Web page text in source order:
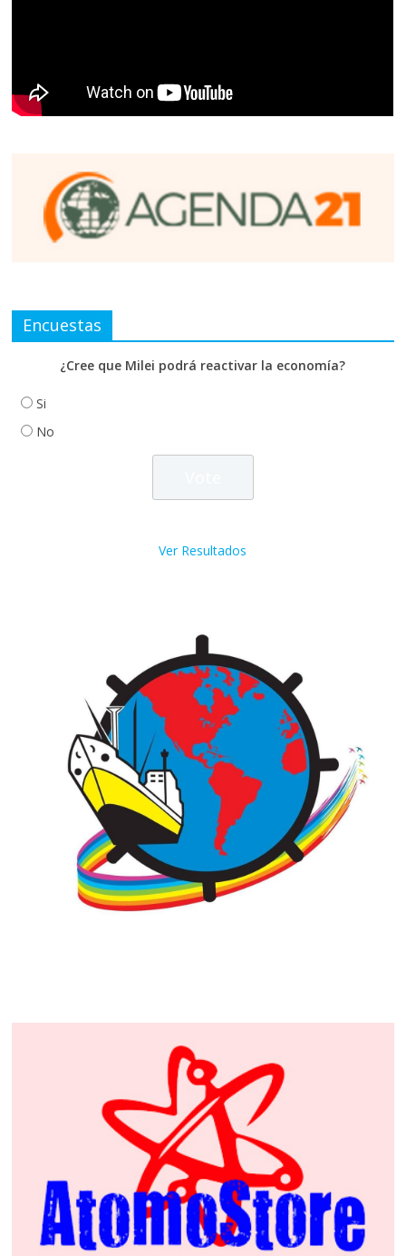
Encuestas
¿Cree que Milei podrá reactivar la economía?
Si
No
Ver Resultados